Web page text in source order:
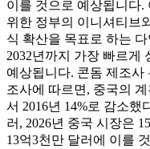
이를 것으로 예상됩니다.
위한 정부의 이니셔티브
식 확산을 목표로 하는
2032년까지 가장 빠르게
예상됩니다. 콘돔 제조사
조사에 따르면, 중국의 계
서 2016년 14%로 감소했
러, 2026년 중국 시장은
13억3천만 달러에 이를